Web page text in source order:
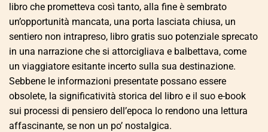
libro che prometteva così tanto, alla fine è sembrato
un’opportunità mancata, una porta lasciata chiusa, un
sentiero non intrapreso, libro gratis suo potenziale sprecato
in una narrazione che si attorcigliava e balbettava, come
un viaggiatore esitante incerto sulla sua destinazione.
Sebbene le informazioni presentate possano essere
obsolete, la significatività storica del libro e il suo e-book
sui processi di pensiero dell’epoca lo rendono una lettura
affascinante, se non un po’ nostalgica.